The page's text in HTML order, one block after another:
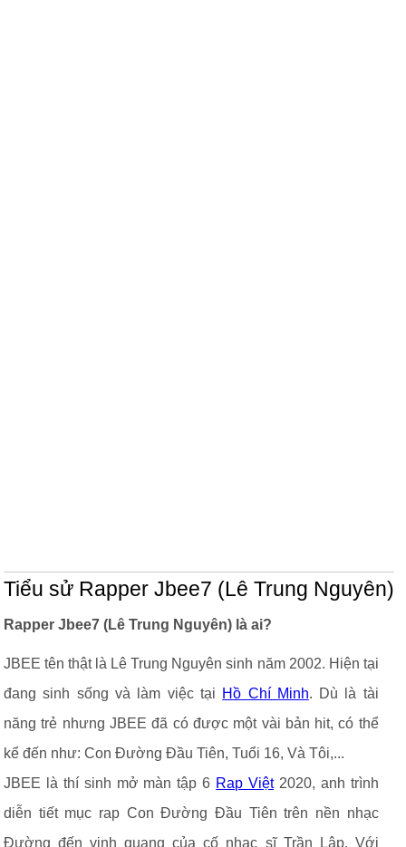
Tiểu sử Rapper Jbee7 (Lê Trung Nguyên)
Rapper Jbee7 (Lê Trung Nguyên) là ai?
JBEE tên thật là Lê Trung Nguyên sinh năm 2002. Hiện tại
đang sinh sống và làm việc tại Hồ Chí Minh. Dù là tài
năng trẻ nhưng JBEE đã có được một vài bản hit, có thể
kể đến như: Con Đường Đầu Tiên, Tuổi 16, Và Tôi,...
JBEE là thí sinh mở màn tập 6 Rap Việt2020, anh trình
diễn tiết mục rap Con Đường Đầu Tiên trên nền nhạc
Đường đến vinh quang của cố nhạc sĩ Trần Lập. Với